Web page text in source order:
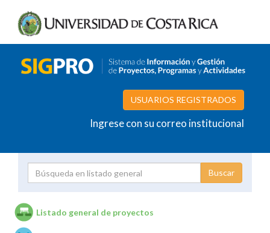
USUARIOS REGISTRADOS
Ingrese con su correo institucional
Listado general de proyectos